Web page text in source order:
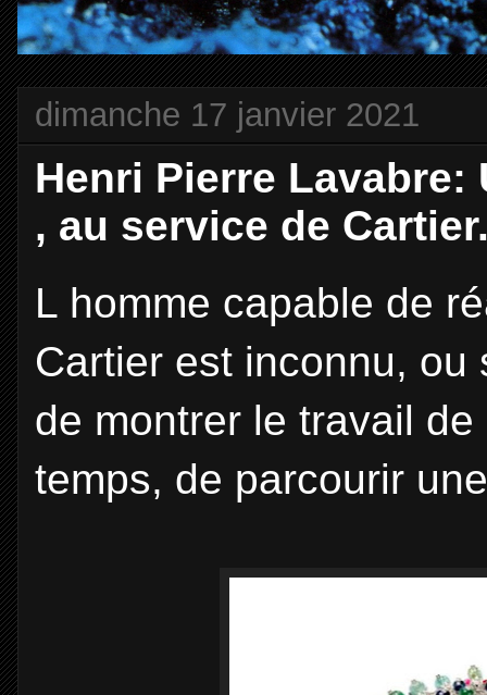
dimanche 17 janvier 2021
Henri Pierre
, au service de
L homme capable de
Cartier est inconnu,
de montrer le travail
temps, de parcourir